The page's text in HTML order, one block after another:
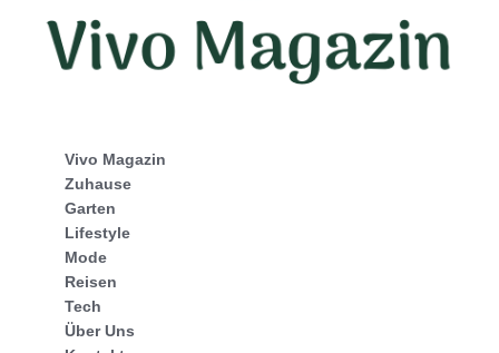
Vivo Magazin
Zuhause
Garten
Lifestyle
Mode
Reisen
Tech
Über Uns